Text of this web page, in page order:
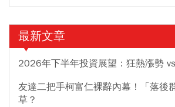
最新文章
2026年下半年投資展望：狂熱漲勢
友達二把手柯富仁裸辭內幕！「落後
草？